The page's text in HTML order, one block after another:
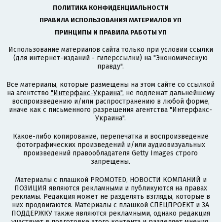
ПОЛИТИКА КОНФИДЕНЦИАЛЬНОСТИ
ПРАВИЛА ИСПОЛЬЗОВАНИЯ МАТЕРИАЛОВ УП
ПРИНЦИПЫ И ПРАВИЛА РАБОТЫ УП
Использование материалов сайта только при условии ссылки
(для интернет-изданий - гиперссылки) на "Экономическую
правду".
Все материалы, которые размещены на этом сайте со ссылкой
на агентство "Интерфакс-Украина", не подлежат дальнейшему
воспроизведению и/или распространению в любой форме,
иначе как с письменного разрешения агентства "Интерфакс-
Украина".
Какое-либо копирование, перепечатка и воспроизведение
фотографических произведений и/или аудиовизуальных
произведений правообладателя Getty Images строго
запрещены.
Материалы с плашкой PROMOTED, НОВОСТИ КОМПАНИЙ и
ПОЗИЦИЯ являются рекламными и публикуются на правах
рекламы. Редакция может не разделять взгляды, которые в
них продвигаются. Материалы с плашкой СПЕЦПРОЕКТ и ЗА
ПОДДЕРЖКУ также являются рекламными, однако редакция